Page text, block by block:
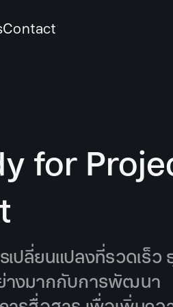
Contact
for
ปลี่ยนแปลงที่รวดเร็ว
างมากกับการพัฒนา